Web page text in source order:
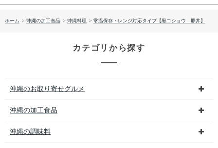
ホーム > 沖縄の加工食品 > 沖縄料理 > 常温保存・レンジ対応タイプ【黒コショウ 豚丼】
カテゴリから探す
沖縄のお取り寄せグルメ
沖縄の加工食品
沖縄の調味料